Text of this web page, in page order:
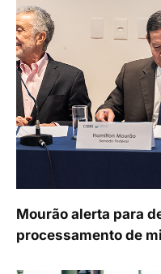
Mourão alerta para
processamento de